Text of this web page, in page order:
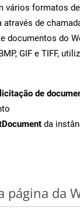
vários formatos
de
documentos do
GIF e TIFF,
de
da
página da